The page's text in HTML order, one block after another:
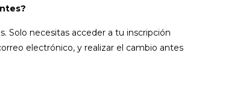
Solo necesitas acceder a tu inscripción
electrónico, y realizar el cambio antes